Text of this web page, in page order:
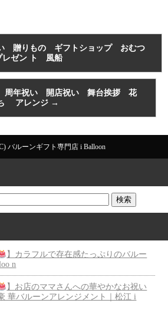
贈りもの ギフトショップ おむつ
ゼン ト 風船
周年祝い 開店祝い 舞台挨拶 花
アレンジ →
バルーンギフト専門店 i Balloon
】カラフルで存在感たっぷりのバルー
n
】お店のママさんへの華やかなお祝い
華バルーンアレンジメント｜松江 i